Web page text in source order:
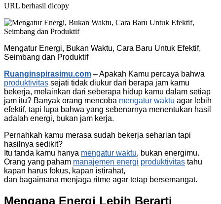
URL berhasil dicopy
Mengatur Energi, Bukan Waktu, Cara Baru Untuk Efektif,
Seimbang dan Produktif
Ruanginspirasimu.com – Apakah Kamu percaya bahwa
produktivitas sejati tidak diukur dari berapa jam kamu
bekerja, melainkan dari seberapa hidup kamu dalam setiap
jam itu? Banyak orang mencoba mengatur waktu agar lebih
efektif, tapi lupa bahwa yang sebenarnya menentukan hasil
adalah energi, bukan jam kerja.
Pernahkah kamu merasa sudah bekerja seharian tapi
hasilnya sedikit?
Itu tanda kamu hanya mengatur waktu, bukan energimu.
Orang yang paham manajemen energi produktivitas tahu
kapan harus fokus, kapan istirahat,
dan bagaimana menjaga ritme agar tetap bersemangat.
Mengapa Energi Lebih Berarti